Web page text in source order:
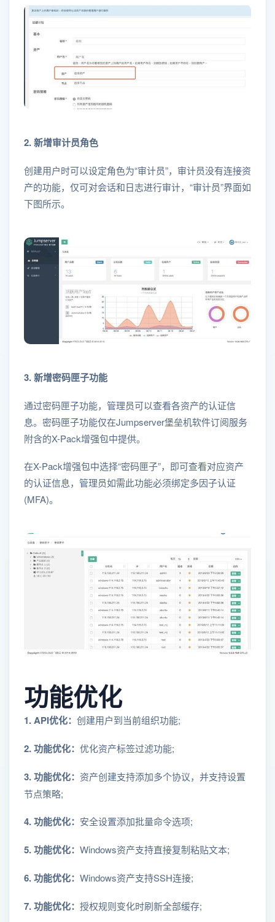
2. 新增审计员角色
创建用户时可以设定角色为“审计员”，审计员没有连接资
产的功能，仅可对会话和日志进行审计，“审计员”界面如
下图所示。
3. 新增密码匣子功能
通过密码匣子功能，管理员可以查看各资产的认证信
息。密码匣子功能仅在Jumpserver堡垒机软件订阅服务
附含的X-Pack增强包中提供。
在X-Pack增强包中选择“密码匣子”，即可查看对应资产
的认证信息，管理员如需此功能必须绑定多因子认证
(MFA)。
功能优化
1. API优化： 创建用户到当前组织功能;
2. 功能优化： 优化资产标签过滤功能;
3. 功能优化： 资产创建支持添加多个协议，并支持设置
节点策略;
4. 功能优化： 安全设置添加批量命令选项;
5. 功能优化： Windows资产支持直接复制粘贴文本;
6. 功能优化： Windows资产支持SSH连接;
7. 功能优化： 授权规则变化时刷新全部缓存;